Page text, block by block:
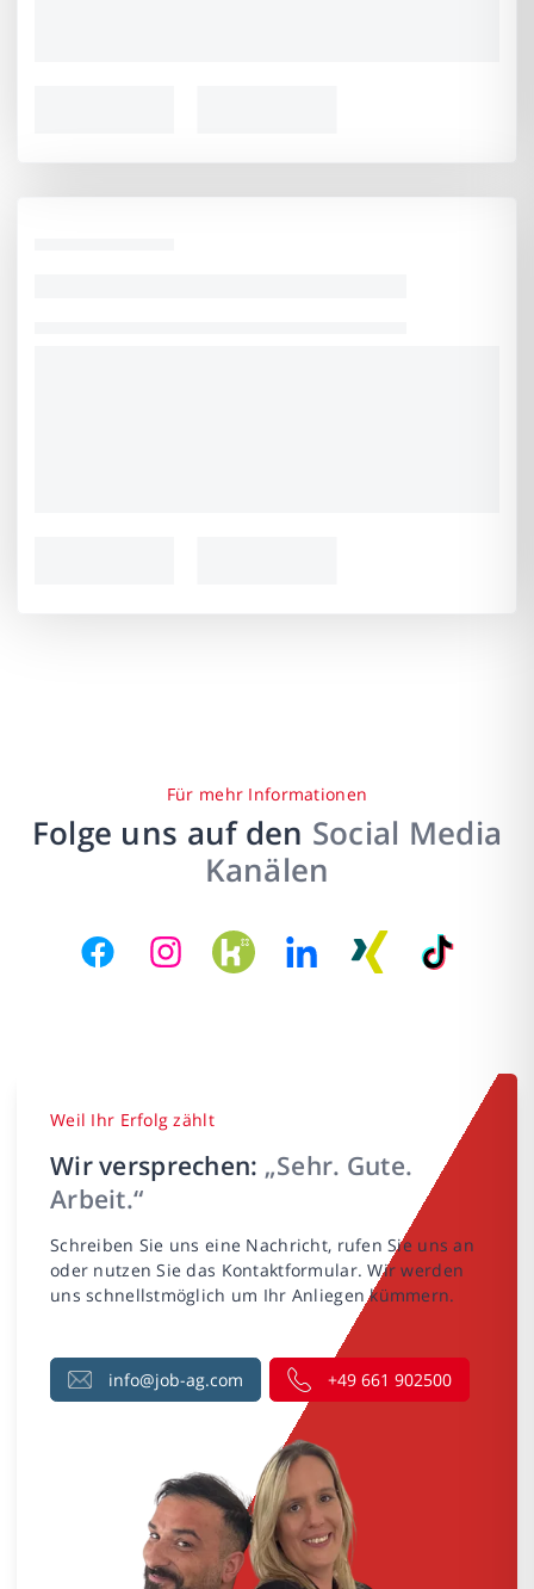
Für mehr Informationen
Folge uns auf den Social Media
Kanälen
Weil Ihr Erfolg zählt
Wir versprechen: „Sehr. Gute.
Arbeit.“
Schreiben Sie uns eine Nachricht, rufen Sie uns an
oder nutzen Sie das Kontaktformular. Wir werden
uns schnellstmöglich um Ihr Anliegen kümmern.
info@job-ag.com +49 661 902500